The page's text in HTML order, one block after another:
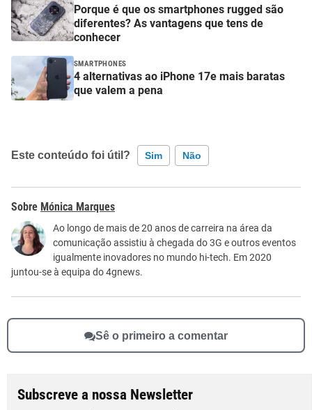
Porque é que os smartphones rugged são
diferentes? As vantagens que tens de
conhecer
SMARTPHONES
4 alternativas ao iPhone 17e mais baratas
que valem a pena
Este conteúdo foi útil? Sim Não
Este conteúdo contém informação incorreta
Este conteúdo não tem a informação que procuro
Outro
Mónica Marques
Ao longo de mais de 20 anos de carreira na área da
comunicação assistiu à chegada do 3G e outros eventos
igualmente inovadores no mundo hi-tech. Em 2020
juntou-se à equipa do 4gnews.
Sê o primeiro a comentar
Subscreve a nossa Newsletter